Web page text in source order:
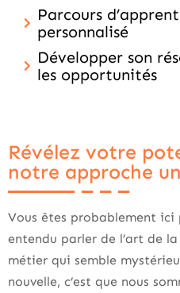
Parcours
personnalisé
Développer son
les opportunités
Révélez votre
notre approche
Vous êtes probablement ici
entendu parler de l’art de
métier qui semble
nouvelle, c’est que nous